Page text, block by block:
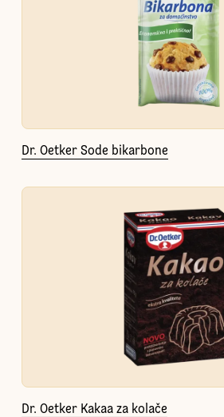
Dr. Oetker Sode bikarbone
Dr. Oetker Kakaa za kolače